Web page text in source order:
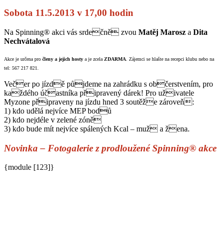
Sobota 11.5.2013 v 17,00 hodin
Na Spinning® akci vás srdečně zvou Matěj Marosz a Dita
Nechvátalová
Akce je určena pro členy a jejich hosty a je zcela ZDARMA . Zájemci se hlašte na recepci klubu nebo na
tel: 567 217 821.
Večer po jízdě půjdeme na zahrádku s občerstvením, pro
každého účastníka připravený dárek! Pro uživatele
Myzone připraveny na jízdu hned 3 soutěže zároveň:
1) kdo udělá nejvíce MEP bodů
2) kdo nejdéle v zelené zóně
3) kdo bude mít nejvíce spálených Kcal – muž a žena.
Novinka– Fotogalerie z prodloužené Spinning® akce
{module [123]}